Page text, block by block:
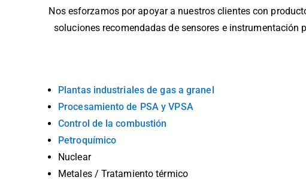
Nos esforzamos por apoyar a nuestros clientes con
soluciones recomendadas de sensores e
Plantas industriales de gas a granel
Procesamiento de PSA y VPSA
Control de la combustión
Petroquímico
Nuclear
Metales / Tratamiento térmico